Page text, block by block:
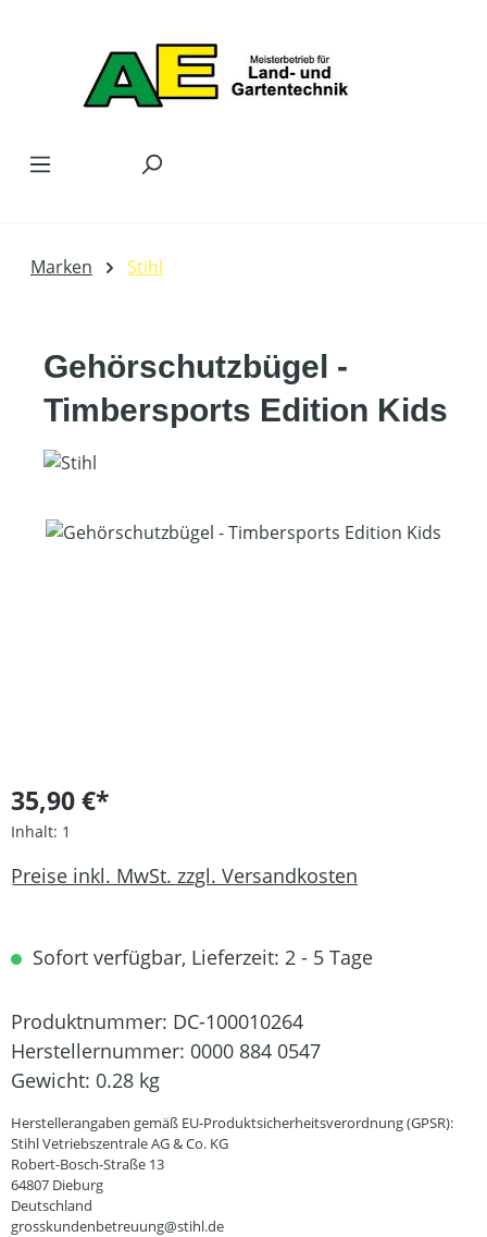
Marken Stihl
Gehörschutzbügel -
Timbersports Edition Kids
Bildergalerie überspringen
35,90 €*
Inhalt: 1
Preise inkl. MwSt. zzgl. Versandkosten
Sofort verfügbar, Lieferzeit: 2 - 5 Tage
Produktnummer: DC-100010264
Herstellernummer: 0000 884 0547
Gewicht: 0.28 kg
Herstellerangaben gemäß EU-Produktsicherheitsverordnung (GPSR):
Stihl Vetriebszentrale AG & Co. KG
Robert-Bosch-Straße 13
64807 Dieburg
Deutschland
grosskundenbetreuung@stihl.de